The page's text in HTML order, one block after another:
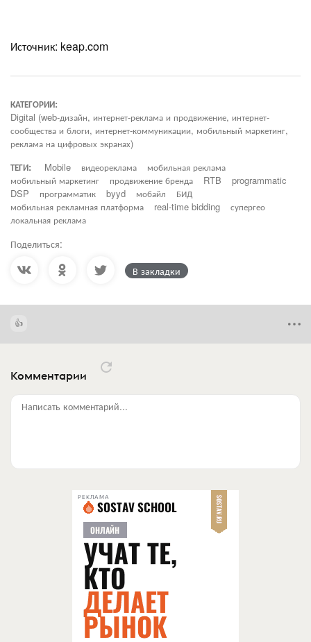
Источник: keap.com
КАТЕГОРИИ:
Digital (web-дизайн, интернет-реклама и продвижение, интернет-
сообщества и блоги, интернет-коммуникации, мобильный маркетинг,
реклама на цифровых экранах)
ТЕГИ:
Mobile видеореклама
мобильная реклама
мобильный маркетинг
продвижение бренда RTB
programmatic
DSP
программатик byyd мобайл
БИД
мобильная рекламная платформа
real-time bidding
супергео
локальная реклама
Поделиться:
В закладки
Комментарии
Написать комментарий...
РЕКЛАМА